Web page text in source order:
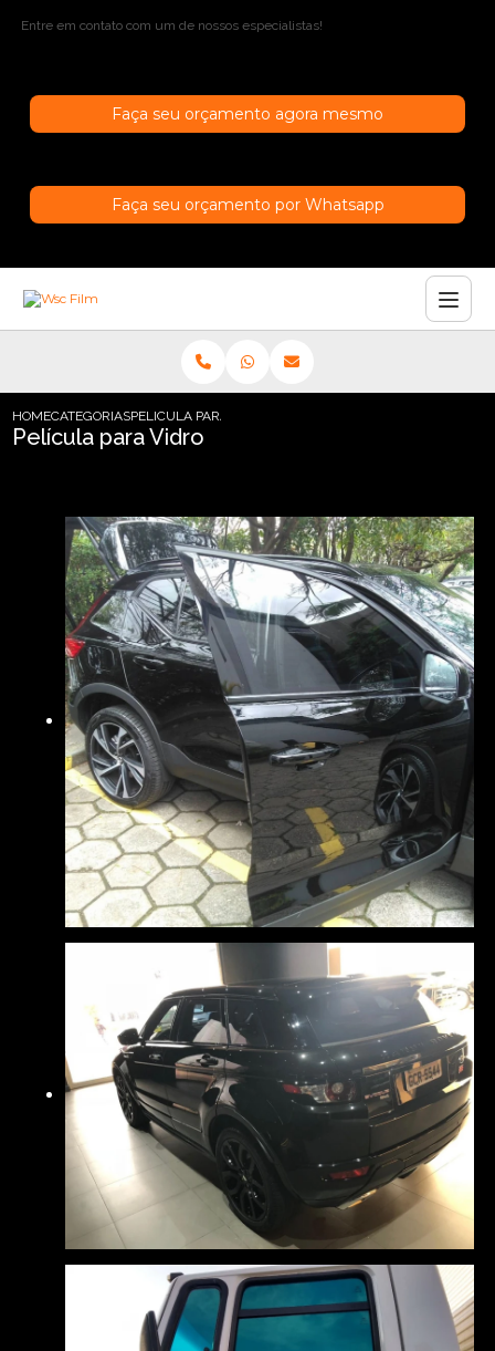
Entre em contato com um de nossos especialistas!
Faça seu orçamento agora mesmo
Faça seu orçamento por Whatsapp
HOMECATEGORIASPELICULA PARA VIDRO
Película para Vidro